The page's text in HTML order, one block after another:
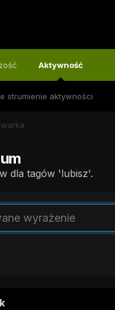
Aktywność
strumienie aktywności
dla tagów 'lubisz'.